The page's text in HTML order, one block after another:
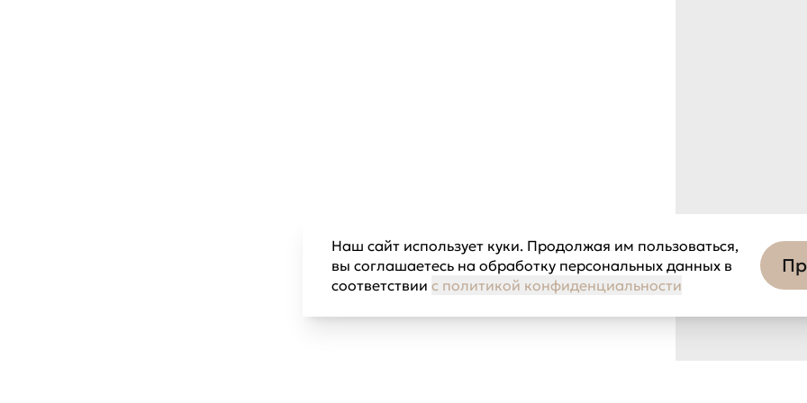
Наш сайт использует куки. Продолжая им пользоваться,
вы соглашаетесь на обработку персональных данных в
соответствии с политикой конфиденциальности